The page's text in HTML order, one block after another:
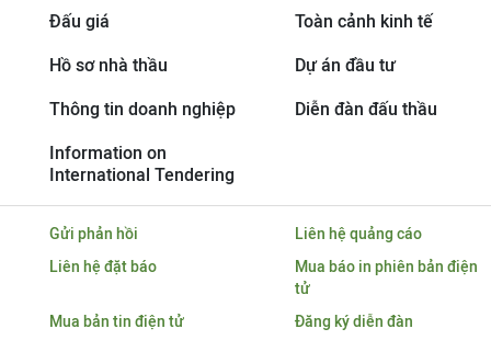
Đấu giá Toàn cảnh kinh tế
Hồ sơ nhà thầu Dự án đầu tư
Thông tin doanh nghiệp Diễn đàn đấu thầu
Information on
International Tendering
Gửi phản hồi
Liên hệ quảng cáo
Liên hệ đặt báo
Mua báo in phiên bản điện
tử
Mua bản tin điện tử
Đăng ký diễn đàn